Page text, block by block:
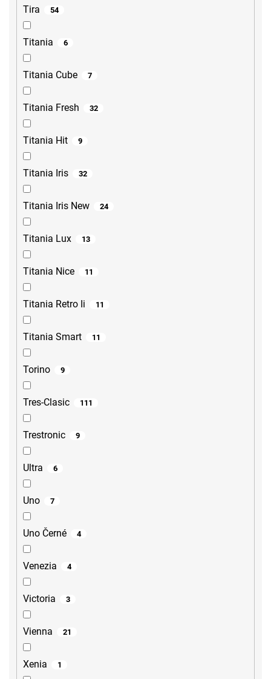
Tira 54
Titania 6
Titania Cube 7
Titania Fresh 32
Titania Hit 9
Titania Iris 32
Titania Iris New 24
Titania Lux 13
Titania Nice 11
Titania Retro Ii 11
Titania Smart 11
Torino 9
Tres-Clasic 111
Trestronic 9
Ultra 6
Uno 7
Uno Černé 4
Venezia 4
Victoria 3
Vienna 21
Xenia 1